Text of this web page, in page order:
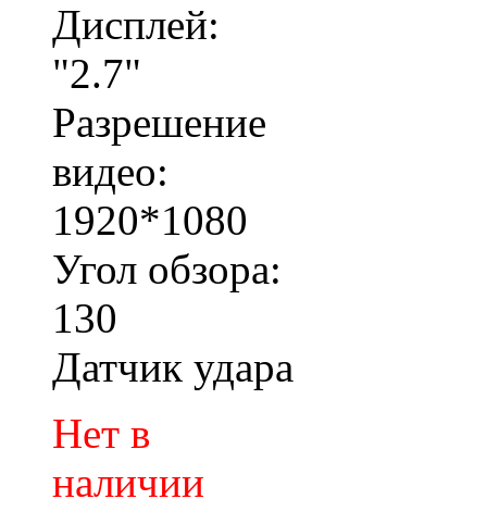
Дисплей:
"2.7"
Разрешение
видео:
1920*1080
Угол обзора:
130
Датчик удара
Нет в
наличии